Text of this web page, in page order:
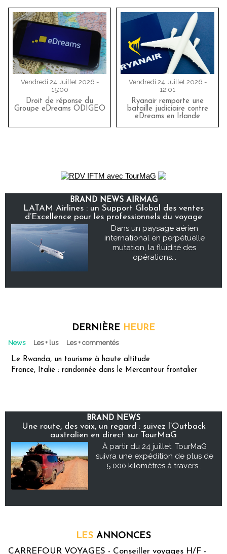
Vendredi 24 Juillet 2026 -
15:00
Droit de réponse du
Groupe eDreams ODIGEO
Vendredi 24 Juillet 2026 -
12:01
Ryanair remporte une
bataille judiciaire contre
eDreams en Irlande
BRAND NEWS AIRMAG
LATAM Airlines : un Support Global des ventes
d’Excellence pour les professionnels du voyage
Dans un paysage aérien
international en perpétuelle
mutation, la fluidité des
opérations...
DERNIÈRE HEURE
News Les + lus Les + commentés
Le Rwanda, un tourisme à haute altitude
France, Italie : randonnée dans le Mercantour frontalier
BRAND NEWS
Une route, des voix, un regard : suivez l’Outback
australien en direct sur TourMaG
À partir du 24 juillet, TourMaG
suivra une expédition de plus de
5 000 kilomètres à travers...
LES ANNONCES
CARREFOUR VOYAGES - Conseiller voyages H/F -